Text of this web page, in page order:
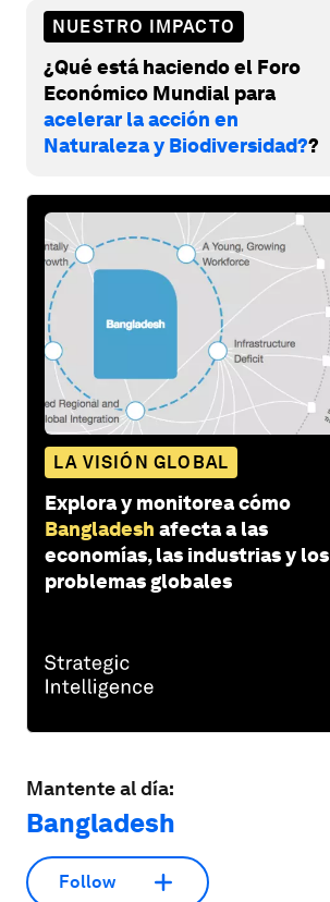
NUESTRO IMPACTO
¿Qué está haciendo el Foro
Económico Mundial para
acelerar la acción en
Naturaleza y Biodiversidad??
LA VISIÓN GLOBAL
Explora y monitorea cómo
Bangladesh afecta a las
economías, las industrias y los
problemas globales
Mantente al día:
Bangladesh
Follow